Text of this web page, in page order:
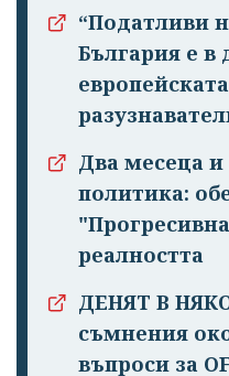
“Податливи
България е в
Два месеца
политика:
реалността
ДЕНЯТ В
съмнения
въпроси за